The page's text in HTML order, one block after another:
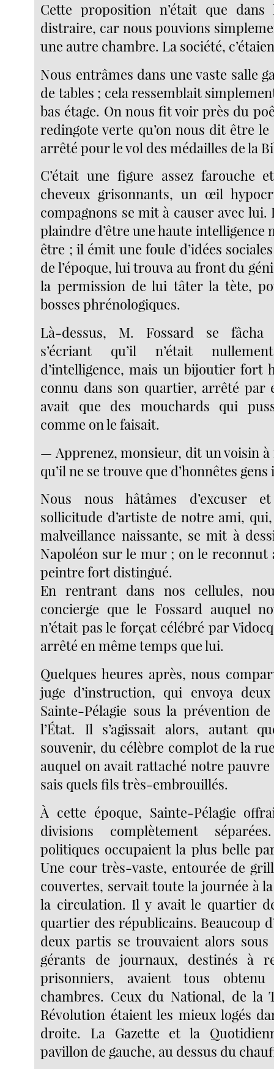
Cette proposition n’était que
distraire, car nous pouvions
une autre chambre. La société,
Nous entrâmes dans une vaste salle
de tables ; cela ressemblait
bas étage. On nous fit voir près du
redingote verte qu’on nous dit être le
arrêté pour le vol des médailles de la
C’était une figure assez farouche
cheveux grisonnants, un œil
compagnons se mit à causer avec
plaindre d’être une haute intelligence
être ; il émit une foule d’idées
de l’époque, lui trouva au front du
la permission de lui tâter la tète,
bosses phrénologiques.
Là-dessus, M. Fossard se fâcha
s’écriant qu’il n’était
d’intelligence, mais un bijoutier fort
connu dans son quartier, arrêté par
avait que des mouchards qui
comme on le faisait.
— Apprenez, monsieur, dit un voisin
qu’il ne se trouve que d’honnêtes gens
Nous nous hâtâmes d’excuser
sollicitude d’artiste de notre ami,
malveillance naissante, se mit à
Napoléon sur le mur ; on le
peintre fort distingué.
En rentrant dans nos cellules,
concierge que le Fossard auquel
n’était pas le forçat célébré par
arrêté en même temps que lui.
Quelques heures après, nous
juge d’instruction, qui envoya
Sainte-Pélagie sous la prévention
l’État. Il s’agissait alors, autant
souvenir, du célèbre complot de la
auquel on avait rattaché notre
sais quels fils très-embrouillés.
À cette époque, Sainte-Pélagie
divisions complètement
politiques occupaient la plus belle
Une cour très-vaste, entourée de
couvertes, servait toute la journée à
la circulation. Il y avait le quartier
quartier des républicains. Beaucoup
deux partis se trouvaient alors sous
gérants de journaux, destinés à
prisonniers, avaient tous
chambres. Ceux du National, de la
Révolution étaient les mieux logés
droite. La Gazette et la
pavillon de gauche, au dessus du